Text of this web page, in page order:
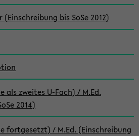
bis SoSe 2012)
als zweites U-Fach) / M.Ed.
2014)
fortgesetzt) / M.Ed. (Einschreibung